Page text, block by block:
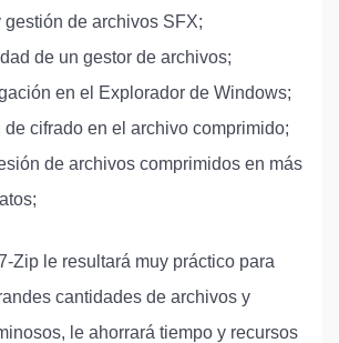
gestión de archivos SFX;
de un gestor de archivos;
en el Explorador de Windows;
de cifrado en el archivo comprimido;
de archivos comprimidos en más
Zip le resultará muy práctico para
cantidades de archivos y
le ahorrará tiempo y recursos